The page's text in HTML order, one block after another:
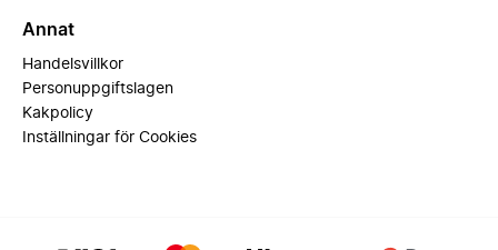
Annat
Handelsvillkor
Personuppgiftslagen
Kakpolicy
Inställningar för Cookies